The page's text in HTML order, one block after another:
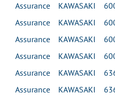
Assurance KAWASAKI
Assurance KAWASAKI
Assurance KAWASAKI
Assurance KAWASAKI
Assurance KAWASAKI
Assurance KAWASAKI